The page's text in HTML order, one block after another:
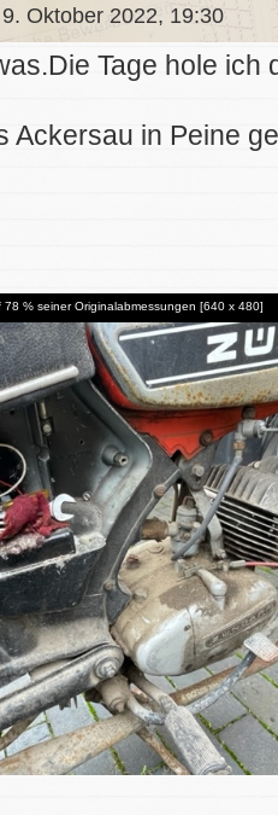
Oktober 2022, 19:30
Tage hole ich
Ackersau in Peine
% seiner Originalabmessungen [640 x 480]